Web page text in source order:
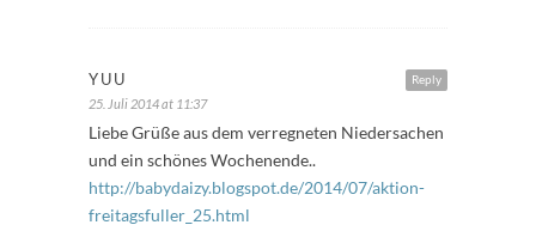
Reply
YUU
25. Juli 2014 at 11:37
Liebe Grüße aus dem verregneten Niedersachen
und ein schönes Wochenende..
http://babydaizy.blogspot.de/2014/07/aktion-
freitagsfuller_25.html